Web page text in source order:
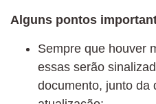
Alguns pontos
Sempre que houver
essas serão
documento, junto da